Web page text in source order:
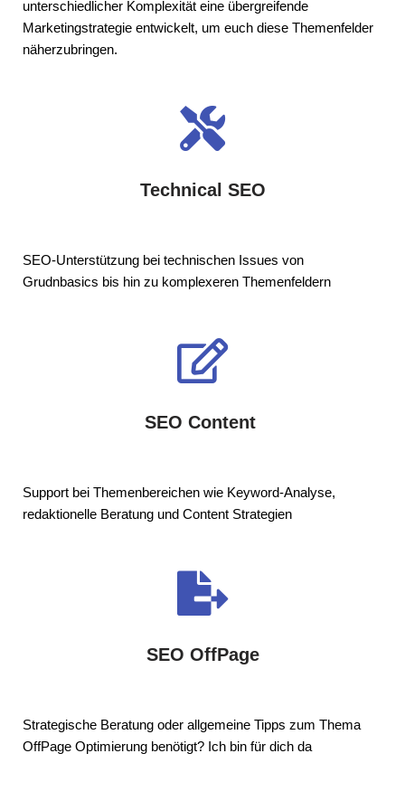
unterschiedlicher Komplexität eine übergreifende
Marketingstrategie entwickelt, um euch diese Themenfelder
näherzubringen.
Technical SEO
SEO-Unterstützung bei technischen Issues von
Grudnbasics bis hin zu komplexeren Themenfeldern
SEO Content
Support bei Themenbereichen wie Keyword-Analyse,
redaktionelle Beratung und Content Strategien
SEO OffPage
Strategische Beratung oder allgemeine Tipps zum Thema
OffPage Optimierung benötigt? Ich bin für dich da